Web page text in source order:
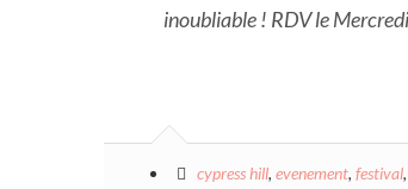
inoubliable ! RDV le
cypress hill, evenement, festival,